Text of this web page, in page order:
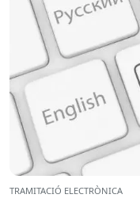
TRAMITACIÓ ELECTRÒNICA